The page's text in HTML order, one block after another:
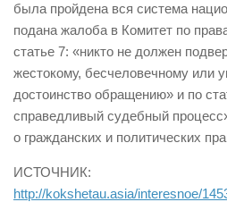
была пройдена вся система
подана жалоба в Комитет по
статье 7: «никто не должен
жестокому, бесчеловечному или
достоинство обращению» и по
справедливый судебный
о гражданских и политических
ИСТОЧНИК:
http://kokshetau.asia/interesnoe/